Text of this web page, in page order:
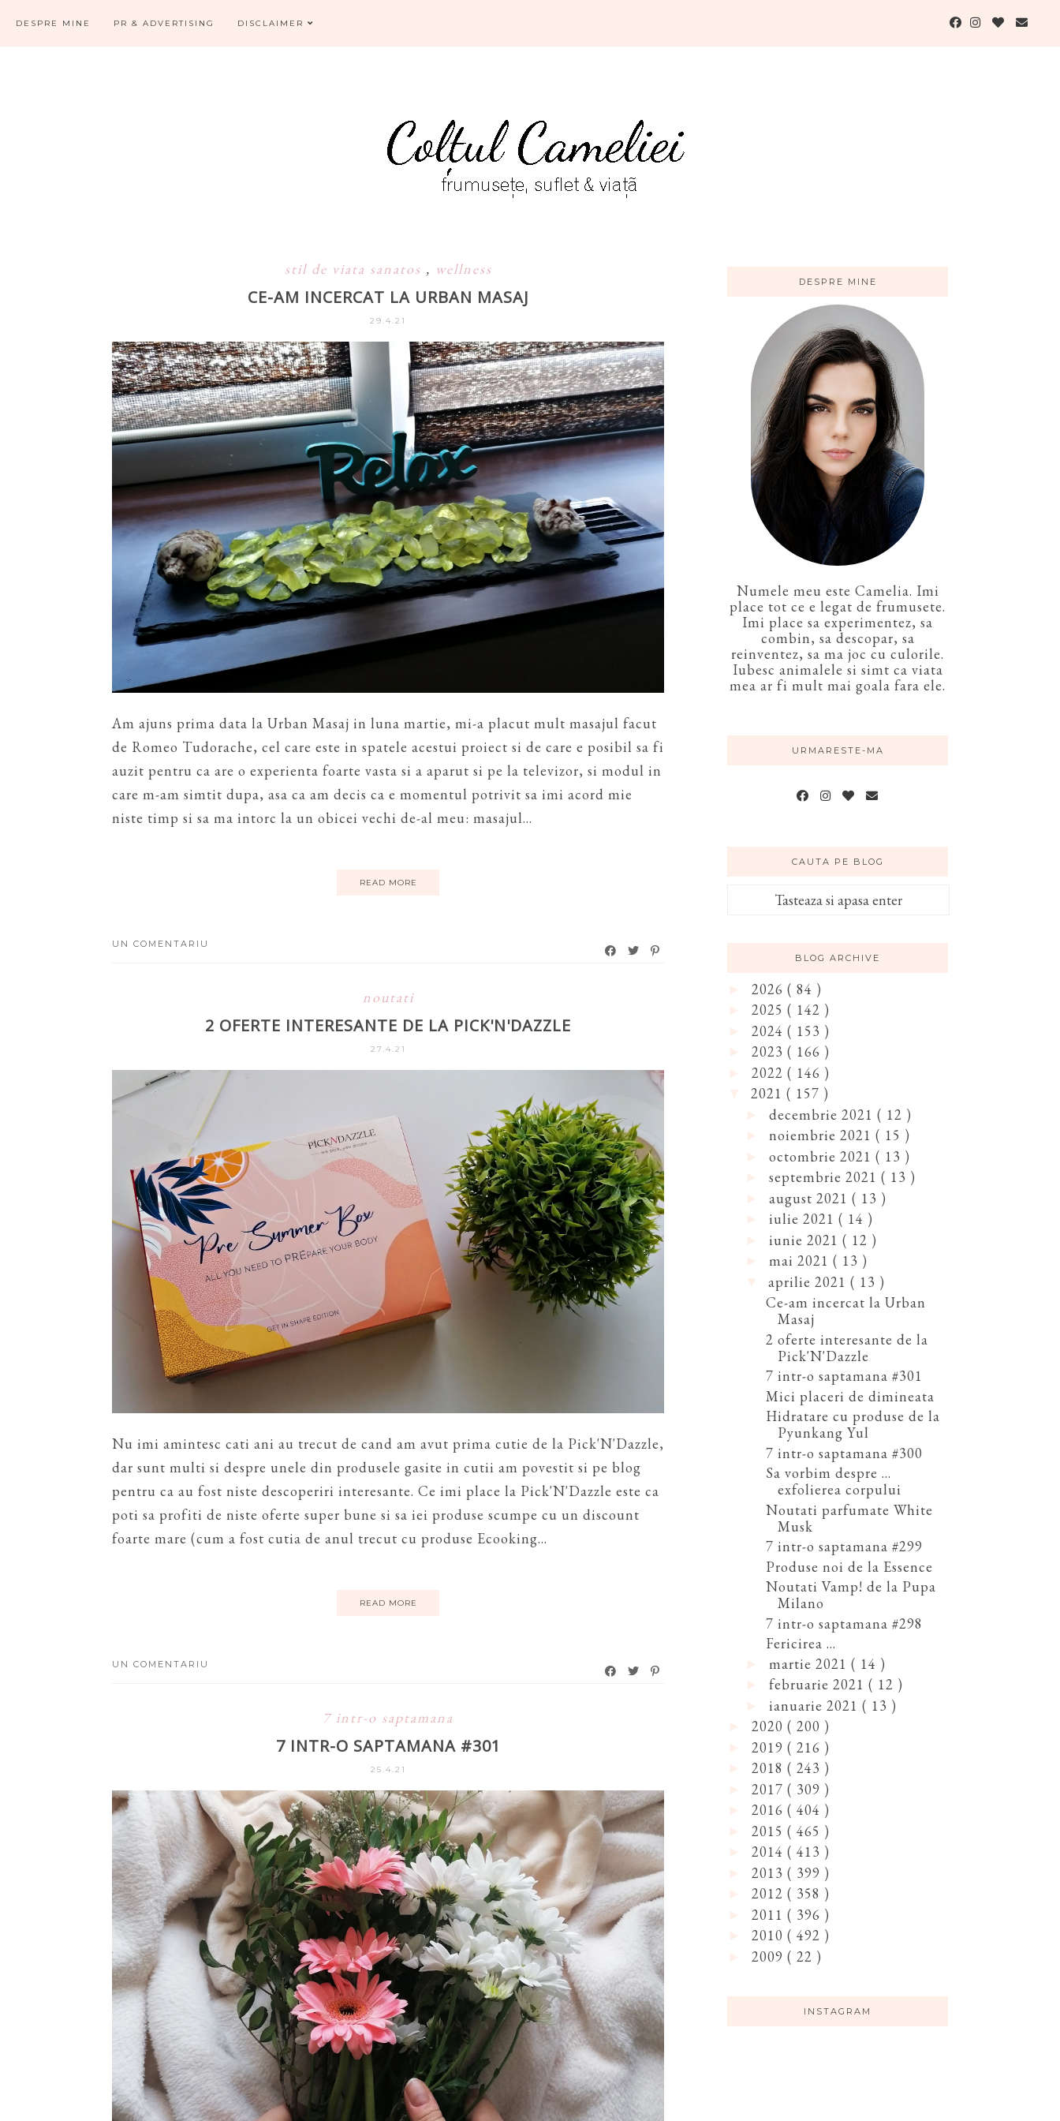
DESPRE MINE PR & ADVERTISING DISCLAIMER
stil de viata sanatos , wellness
CE-AM INCERCAT LA URBAN MASAJ
29.4.21
Am ajuns prima data la Urban Masaj in luna martie, mi-a placut mult masajul facut
de Romeo Tudorache, cel care este in spatele acestui proiect si de care e posibil sa fi
auzit pentru ca are o experienta foarte vasta si a aparut si pe la televizor, si modul in
care m-am simtit dupa, asa ca am decis ca e momentul potrivit sa imi acord mie
niste timp si sa ma intorc la un obicei vechi de-al meu: masajul...
READ MORE
UN COMENTARIU
noutati
2 OFERTE INTERESANTE DE LA PICK'N'DAZZLE
27.4.21
Nu imi amintesc cati ani au trecut de cand am avut prima cutie de la Pick'N'Dazzle,
dar sunt multi si despre unele din produsele gasite in cutii am povestit si pe blog
pentru ca au fost niste descoperiri interesante. Ce imi place la Pick'N'Dazzle este ca
poti sa profiti de niste oferte super bune si sa iei produse scumpe cu un discount
foarte mare (cum a fost cutia de anul trecut cu produse Ecooking...
READ MORE
UN COMENTARIU
7 intr-o saptamana
7 INTR-O SAPTAMANA #301
25.4.21
DESPRE MINE
Numele meu este Camelia. Imi
place tot ce e legat de frumusete.
Imi place sa experimentez, sa
combin, sa descopar, sa
reinventez, sa ma joc cu culorile.
Iubesc animalele si simt ca viata
mea ar fi mult mai goala fara ele.
URMARESTE-MA
CAUTA PE BLOG
BLOG ARCHIVE
2026 ( 84 )
2025 ( 142 )
2024 ( 153 )
2023 ( 166 )
2022 ( 146 )
2021 ( 157 )
decembrie 2021 ( 12 )
noiembrie 2021 ( 15 )
octombrie 2021 ( 13 )
septembrie 2021 ( 13 )
august 2021 ( 13 )
iulie 2021 ( 14 )
iunie 2021 ( 12 )
mai 2021 ( 13 )
aprilie 2021 ( 13 )
Ce-am incercat la Urban
Masaj
2 oferte interesante de la
Pick'N'Dazzle
7 intr-o saptamana #301
Mici placeri de dimineata
Hidratare cu produse de la
Pyunkang Yul
7 intr-o saptamana #300
Sa vorbim despre ...
exfolierea corpului
Noutati parfumate White
Musk
7 intr-o saptamana #299
Produse noi de la Essence
Noutati Vamp! de la Pupa
Milano
7 intr-o saptamana #298
Fericirea ...
martie 2021 ( 14 )
februarie 2021 ( 12 )
ianuarie 2021 ( 13 )
2020 ( 200 )
2019 ( 216 )
2018 ( 243 )
2017 ( 309 )
2016 ( 404 )
2015 ( 465 )
2014 ( 413 )
2013 ( 399 )
2012 ( 358 )
2011 ( 396 )
2010 ( 492 )
2009 ( 22 )
INSTAGRAM